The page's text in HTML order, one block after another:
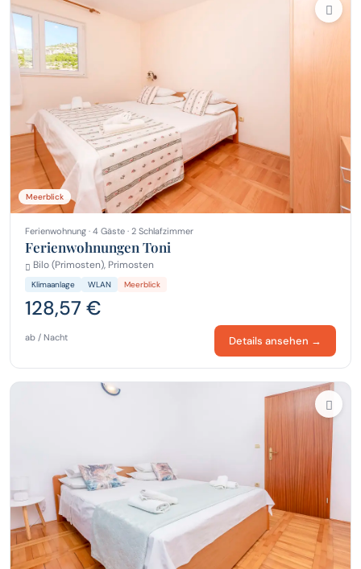
Meerblick
Ferienwohnung · 4 Gäste · 2 Schlafzimmer
Ferienwohnungen Toni
Bilo (Primosten), Primosten
Klimaanlage WLAN Meerblick
128,57 €
ab / Nacht Details ansehen →